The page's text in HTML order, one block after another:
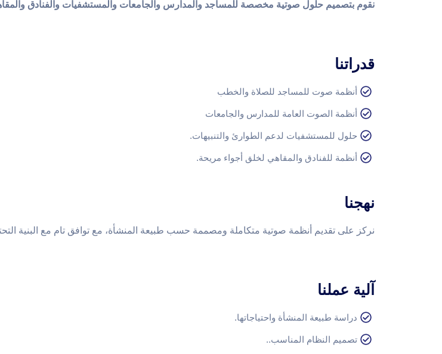
نقوم بتصميم حلول صوتية مخصصة للمساجد والمدارس والجامعات والمستشفيات والفنادق
قدراتنا
أنظمة صوت للمساجد للصلاة والخطب
أنظمة الصوت العامة للمدارس والجامعات
حلول للمستشفيات لدعم الطوارئ والتنبيهات.
أنظمة للفنادق والمقاهي لخلق أجواء مريحة.
نهجنا
نركز على تقديم أنظمة صوتية متكاملة ومصممة حسب طبيعة المنشأة، مع توافق تام مع البنية
آلية عملنا
دراسة طبيعة المنشأة واحتياجاتها.
تصميم النظام المناسب..